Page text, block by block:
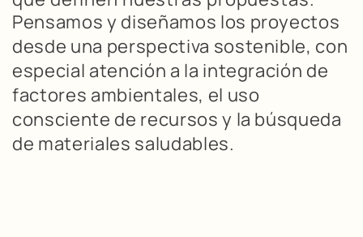
Pensamos y diseñamos los proyectos
desde una perspectiva sostenible, con
especial atención a la integración de
factores ambientales, el uso
consciente de recursos y la búsqueda
de materiales saludables.